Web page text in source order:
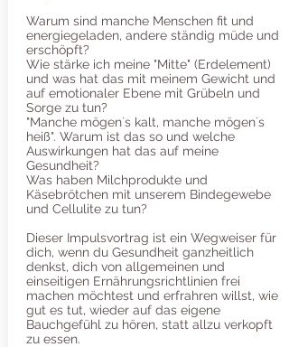
Warum sind manche Menschen fit und
energiegeladen, andere ständig müde und
erschöpft?
Wie stärke ich meine "Mitte" (Erdelement)
und was hat das mit meinem Gewicht und
auf emotionaler Ebene mit Grübeln und
Sorge zu tun?
"Manche mögen´s kalt, manche mögen´s
heiß". Warum ist das so und welche
Auswirkungen hat das auf meine
Gesundheit?
Was haben Milchprodukte und
Käsebrötchen mit unserem Bindegewebe
und Cellulite zu tun?
Dieser Impulsvortrag ist ein Wegweiser für
dich, wenn du Gesundheit ganzheitlich
denkst, dich von allgemeinen und
einseitigen Ernährungsrichtlinien frei
machen möchtest und erfrahren willst, wie
gut es tut, wieder auf das eigene
Bauchgefühl zu hören, statt allzu verkopft
zu essen.